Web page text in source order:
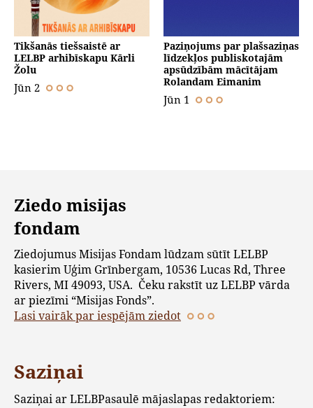
Tikšanās tiešsaistē ar
LELBP arhibīskapu Kārli
Žolu
Jūn 2
Paziņojums par plašsaziņas
līdzekļos publiskotajām
apsūdzībām mācītājam
Rolandam Eimanim
Jūn 1
Ziedo misijas
fondam
Ziedojumus Misijas Fondam lūdzam sūtīt LELBP
kasierim Uģim Grīnbergam, 10536 Lucas Rd, Three
Rivers, MI 49093, USA. Čeku rakstīt uz LELBP vārda
ar piezīmi “Misijas Fonds”.
Lasi vairāk par iespējām ziedot
Saziņai
Saziņai ar LELBPasaulē mājaslapas redaktoriem: